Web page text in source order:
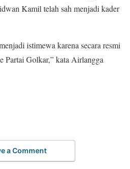
Kamil telah sah menjadi kader
istimewa karena secara resmi
Partai Golkar,” kata Airlangga
a Comment